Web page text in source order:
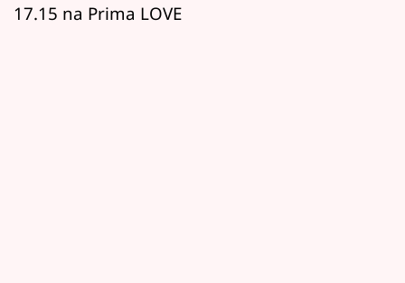
17.15 na Prima LOVE